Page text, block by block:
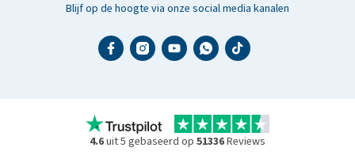
Blijf op de hoogte via onze social media kanalen
4.6uit 5 gebaseerd op 51336Reviews